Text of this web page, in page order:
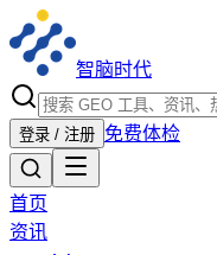
智脑时代
登录 / 注册 免费体检
首页
资讯